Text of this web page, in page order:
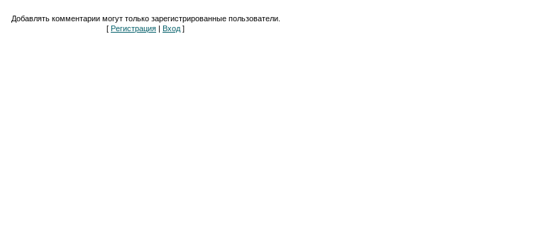
Добавлять комментарии могут только зарегистрированные пользователи.
[ Регистрация | Вход ]